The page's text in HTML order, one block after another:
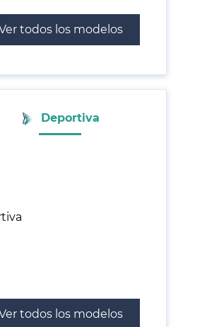
todos los modelos
Deportiva
todos los modelos